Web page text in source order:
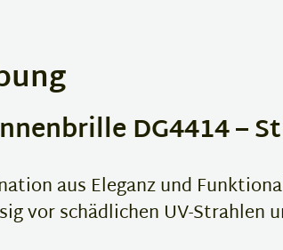
DG4414 –
aus Eleganz und
vor schädlichen UV-Strahlen